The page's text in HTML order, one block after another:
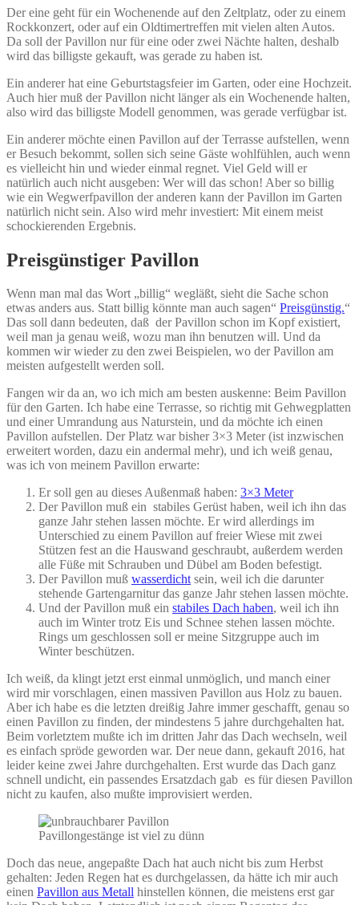
Der eine geht für ein Wochenende auf den Zeltplatz, oder zu einem
Rockkonzert, oder auf ein Oldtimertreffen mit vielen alten Autos.
Da soll der Pavillon nur für eine oder zwei Nächte halten, deshalb
wird das billigste gekauft, was gerade zu haben ist.
Ein anderer hat eine Geburtstagsfeier im Garten, oder eine Hochzeit.
Auch hier muß der Pavillon nicht länger als ein Wochenende halten,
also wird das billigste Modell genommen, was gerade verfügbar ist.
Ein anderer möchte einen Pavillon auf der Terrasse aufstellen, wenn
er Besuch bekommt, sollen sich seine Gäste wohlfühlen, auch wenn
es vielleicht hin und wieder einmal regnet. Viel Geld will er
natürlich auch nicht ausgeben: Wer will das schon! Aber so billig
wie ein Wegwerfpavillon der anderen kann der Pavillon im Garten
natürlich nicht sein. Also wird mehr investiert: Mit einem meist
schockierenden Ergebnis.
Preisgünstiger Pavillon
Wenn man mal das Wort „billig“ wegläßt, sieht die Sache schon
etwas anders aus. Statt billig könnte man auch sagen“ Preisgünstig.“
Das soll dann bedeuten, daß der Pavillon schon im Kopf existiert,
weil man ja genau weiß, wozu man ihn benutzen will. Und da
kommen wir wieder zu den zwei Beispielen, wo der Pavillon am
meisten aufgestellt werden soll.
Fangen wir da an, wo ich mich am besten auskenne: Beim Pavillon
für den Garten. Ich habe eine Terrasse, so richtig mit Gehwegplatten
und einer Umrandung aus Naturstein, und da möchte ich einen
Pavillon aufstellen. Der Platz war bisher 3×3 Meter (ist inzwischen
erweitert worden, dazu ein andermal mehr), und ich weiß genau,
was ich von meinem Pavillon erwarte:
Er soll gen au dieses Außenmaß haben: 3×3 Meter
Der Pavillon muß ein stabiles Gerüst haben, weil ich ihn das
ganze Jahr stehen lassen möchte. Er wird allerdings im
Unterschied zu einem Pavillon auf freier Wiese mit zwei
Stützen fest an die Hauswand geschraubt, außerdem werden
alle Füße mit Schrauben und Dübel am Boden befestigt.
Der Pavillon muß wasserdichtsein, weil ich die darunter
stehende Gartengarnitur das ganze Jahr stehen lassen möchte.
Und der Pavillon muß ein stabiles Dach haben, weil ich ihn
auch im Winter trotz Eis und Schnee stehen lassen möchte.
Rings um geschlossen soll er meine Sitzgruppe auch im
Winter beschützen.
Ich weiß, da klingt jetzt erst einmal unmöglich, und manch einer
wird mir vorschlagen, einen massiven Pavillon aus Holz zu bauen.
Aber ich habe es die letzten dreißig Jahre immer geschafft, genau so
einen Pavillon zu finden, der mindestens 5 jahre durchgehalten hat.
Beim vorletztem mußte ich im dritten Jahr das Dach wechseln, weil
es einfach spröde geworden war. Der neue dann, gekauft 2016, hat
leider keine zwei Jahre durchgehalten. Erst wurde das Dach ganz
schnell undicht, ein passendes Ersatzdach gab es für diesen Pavillon
nicht zu kaufen, also mußte improvisiert werden.
Pavillongestänge ist viel zu dünn
Doch das neue, angepaßte Dach hat auch nicht bis zum Herbst
gehalten: Jeden Regen hat es durchgelassen, da hätte ich mir auch
einen Pavillon aus Metall hinstellen können, die meistens erst gar